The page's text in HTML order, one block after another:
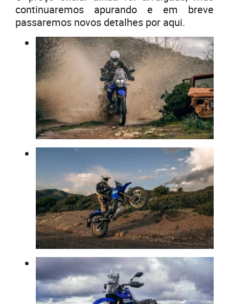
continuaremos apurando e em breve
passaremos novos detalhes por aqui.